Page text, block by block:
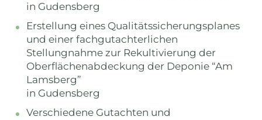
in Gudensberg
Erstellung eines Qualitätssicherungsplanes
und einer fachgutachterlichen
Stellungnahme zur Rekultivierung der
Oberflächenabdeckung der Deponie “Am
Lamsberg”
in Gudensberg
Verschiedene Gutachten und